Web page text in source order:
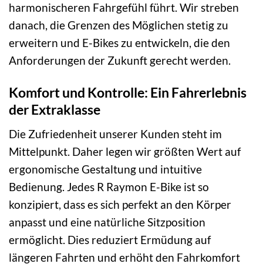
harmonischeren Fahrgefühl führt. Wir streben
danach, die Grenzen des Möglichen stetig zu
erweitern und E-Bikes zu entwickeln, die den
Anforderungen der Zukunft gerecht werden.
Komfort und Kontrolle: Ein Fahrerlebnis
der Extraklasse
Die Zufriedenheit unserer Kunden steht im
Mittelpunkt. Daher legen wir größten Wert auf
ergonomische Gestaltung und intuitive
Bedienung. Jedes R Raymon E-Bike ist so
konzipiert, dass es sich perfekt an den Körper
anpasst und eine natürliche Sitzposition
ermöglicht. Dies reduziert Ermüdung auf
längeren Fahrten und erhöht den Fahrkomfort